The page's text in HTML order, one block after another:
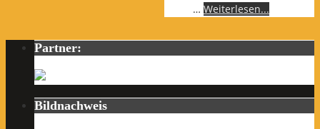
… Weiterlesen...
Partner:
Bildnachweis